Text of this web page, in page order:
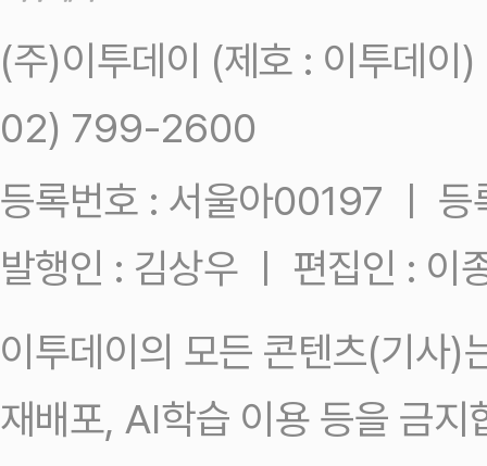
(주)이투데이 (제호 : 이투데
02) 799-2600
등록번호 : 서울아00197 ㅣ
발행인 : 김상우 ㅣ 편집인 : 이
이투데이의 모든 콘텐츠(기사)
재배포, AI학습 이용 등을 금지